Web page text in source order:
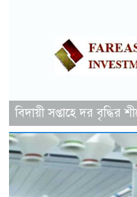
বিদায়ী সপ্তাহে দর বৃদ্ধির